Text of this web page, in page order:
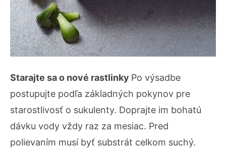
Starajte sa o nové rastlinky Po výsadbe
postupujte podľa základných pokynov pre
starostlivosť o sukulenty. Doprajte im bohatú
dávku vody vždy raz za mesiac. Pred
polievaním musí byť substrát celkom suchý.